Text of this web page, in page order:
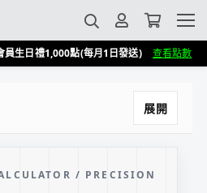
員生日禮1,000點(每月1日發送) 查看點數
展開
/ PRECISION